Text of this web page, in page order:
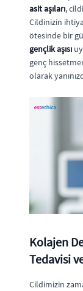
asit aşıları,
Cildinizin
ötesinde bir
gençlik aşısı
genç
olarak
Kolajen
Tedavisi
Cildimizin